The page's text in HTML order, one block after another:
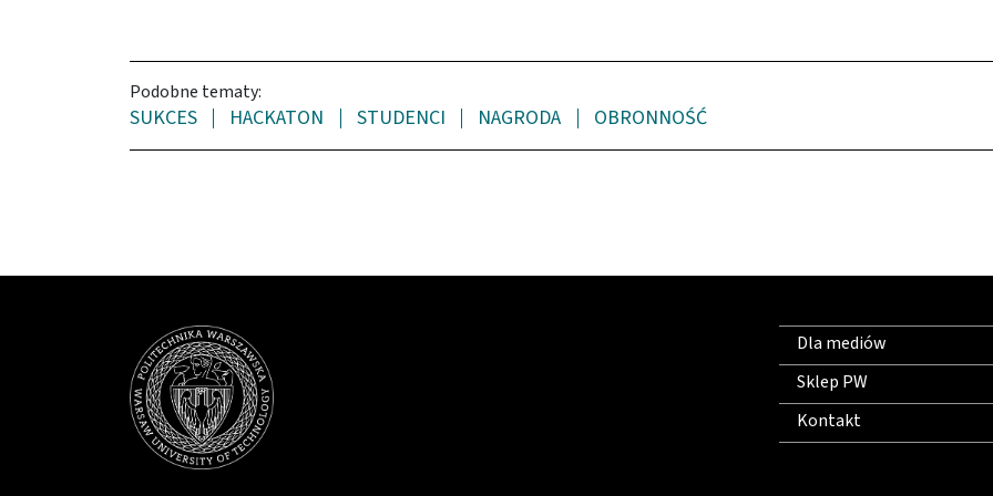
Podobne tematy:
SUKCES HACKATON STUDENCI NAGRODA OBRONNOŚĆ
Dla mediów
Sklep PW
Kontakt